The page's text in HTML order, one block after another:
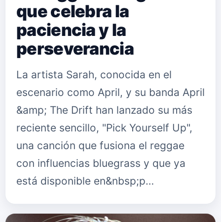
que celebra la
paciencia y la
perseverancia
La artista Sarah, conocida en el
escenario como April, y su banda April
&amp; The Drift han lanzado su más
reciente sencillo, "Pick Yourself Up",
una canción que fusiona el reggae
con influencias bluegrass y que ya
está disponible en&nbsp;p…